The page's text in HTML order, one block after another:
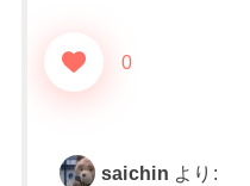
0
saichin より: